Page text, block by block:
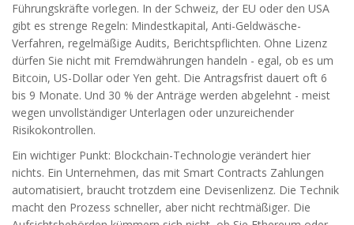
Führungskräfte vorlegen. In der Schweiz, der EU oder den USA
gibt es strenge Regeln: Mindestkapital, Anti-Geldwäsche-
Verfahren, regelmäßige Audits, Berichtspflichten. Ohne Lizenz
dürfen Sie nicht mit Fremdwährungen handeln - egal, ob es um
Bitcoin, US-Dollar oder Yen geht. Die Antragsfrist dauert oft 6
bis 9 Monate. Und 30 % der Anträge werden abgelehnt - meist
wegen unvollständiger Unterlagen oder unzureichender
Risikokontrollen.
Ein wichtiger Punkt: Blockchain-Technologie verändert hier
nichts. Ein Unternehmen, das mit Smart Contracts Zahlungen
automatisiert, braucht trotzdem eine Devisenlizenz. Die Technik
macht den Prozess schneller, aber nicht rechtmäßiger. Die